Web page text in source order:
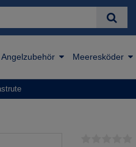
Angelzubehör Meeresköder